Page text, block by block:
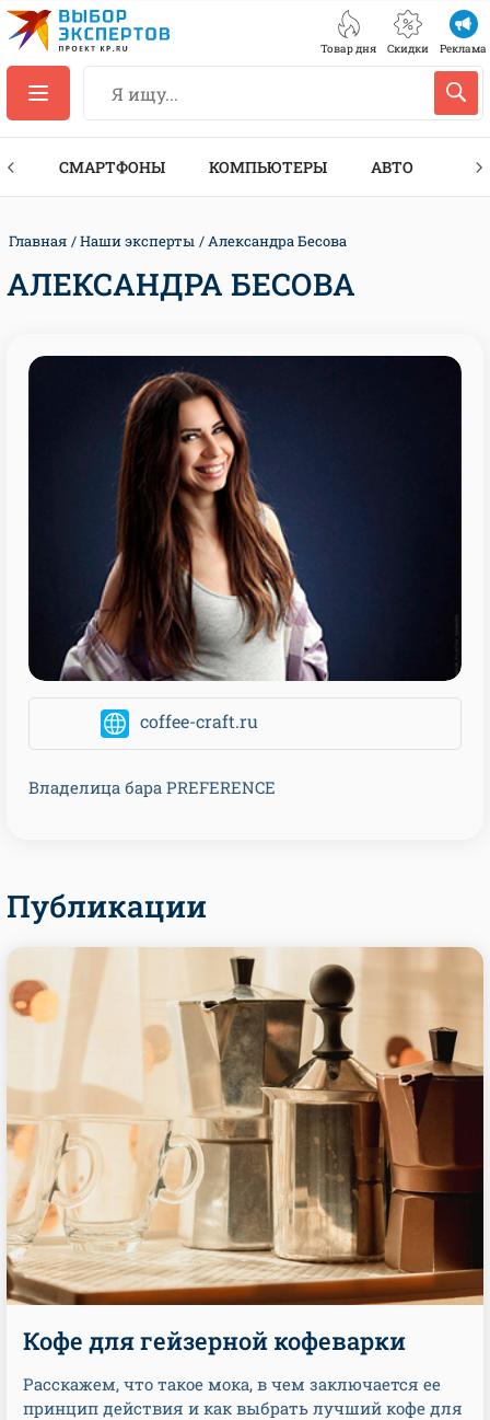
Товар дня Скидки Реклама
СМАРТФОНЫ КОМПЬЮТЕРЫ АВТО
Главная Наши эксперты Александра Бесова
АЛЕКСАНДРА БЕСОВА
coffee-craft.ru
Владелица бара PREFERENCE
Публикации
Кофе для гейзерной кофеварки
Расскажем, что такое мока, в чем заключается ее
принцип действия и как выбрать лучший кофе для